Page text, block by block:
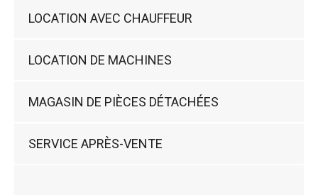
LOCATION AVEC CHAUFFEUR
LOCATION DE MACHINES
MAGASIN DE PIÈCES DÉTACHÉES
SERVICE APRÈS-VENTE